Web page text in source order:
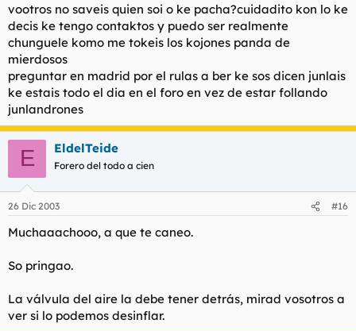
vootros no saveis quien soi o ke pacha?cuidadito kon lo ke
decis ke tengo contaktos y puedo ser realmente
chunguele komo me tokeis los kojones panda de
mierdosos
preguntar en madrid por el rulas a ber ke sos dicen junlais
ke estais todo el dia en el foro en vez de estar follando
junlandrones
E EldelTeide
Forero del todo a cien
26 Dic 2003 #16
Muchaaachooo, a que te caneo.
So pringao.
La válvula del aire la debe tener detrás, mirad vosotros a
ver si lo podemos desinflar.